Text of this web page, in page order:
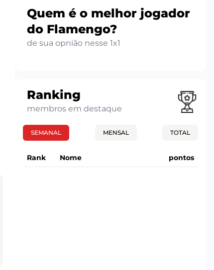
Quem é o melhor jogador
do Flamengo?
de sua opnião nesse 1x1
Ranking
membros em destaque
SEMANAL MENSAL TOTAL
Rank Nome pontos